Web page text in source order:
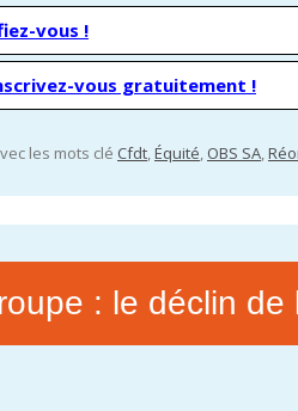
vous !
vous gratuitement !
les mots clé Cfdt,Équité, OBS SA,
: le déclin de